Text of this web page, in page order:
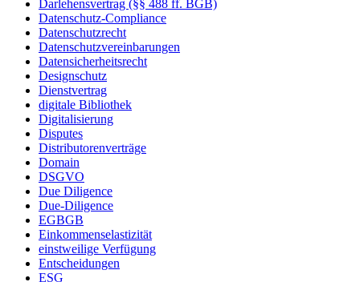
Darlehensvertrag (§§ 488 ff. BGB)
Datenschutz-Compliance
Datenschutzrecht
Datenschutzvereinbarungen
Datensicherheitsrecht
Designschutz
Dienstvertrag
digitale Bibliothek
Digitalisierung
Disputes
Distributorenverträge
Domain
DSGVO
Due Diligence
Due-Diligence
EGBGB
Einkommenselastizität
einstweilige Verfügung
Entscheidungen
ESG